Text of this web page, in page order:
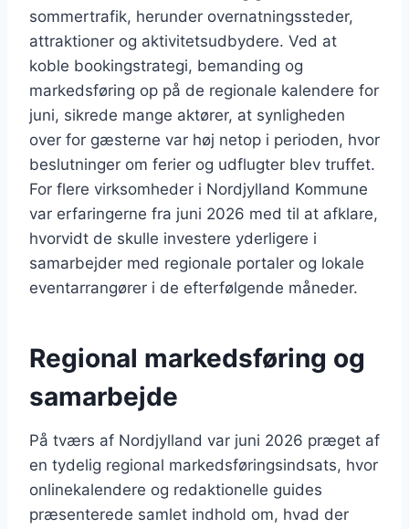
sommertrafik, herunder overnatningssteder,
attraktioner og aktivitetsudbydere. Ved at
koble bookingstrategi, bemanding og
markedsføring op på de regionale kalendere for
juni, sikrede mange aktører, at synligheden
over for gæsterne var høj netop i perioden, hvor
beslutninger om ferier og udflugter blev truffet.
For flere virksomheder i Nordjylland Kommune
var erfaringerne fra juni 2026 med til at afklare,
hvorvidt de skulle investere yderligere i
samarbejder med regionale portaler og lokale
eventarrangører i de efterfølgende måneder.
Regional markedsføring og
samarbejde
På tværs af Nordjylland var juni 2026 præget af
en tydelig regional markedsføringsindsats, hvor
onlinekalendere og redaktionelle guides
præsenterede samlet indhold om, hvad der